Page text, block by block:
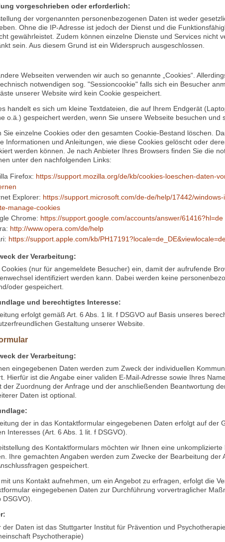
gelöscht, sobald diese für den Zweck der Erhebung nicht mehr
die Daten, die der Bereitstellung der Website dienen, grundsätzlich
beendet ist.
Speicherung der Daten in Logfiles ist dies nach spätestens 14 Tagen
sodass eine Zuordnung des aufrufenden Clients nicht mehr möglich
vorgeschrieben oder erforderlich:
der vorgenannten personenbezogenen Daten ist weder
Ohne die IP-Adresse ist jedoch der Dienst und die
gewährleistet. Zudem können einzelne Dienste und Services nicht
sein. Aus diesem Grund ist ein Widerspruch ausgeschlossen.
Webseiten verwenden wir auch so genannte „Cookies“.
notwendigen sog. "Sessioncookie" falls sich ein Besucher
unserer Website wird kein Cookie gespeichert.
handelt es sich um kleine Textdateien, die auf Ihrem Endgerät
o.ä.) gespeichert werden, wenn Sie unsere Webseite besuchen und
Sie einzelne Cookies oder den gesamten Cookie-Bestand löschen.
Informationen und Anleitungen, wie diese Cookies gelöscht oder
werden können. Je nach Anbieter Ihres Browsers finden Sie die
unter den nachfolgenden Links:
Explorer: https://support.microsoft.com/de-de/help/17442/windows-
manage-cookies
Chrome:https://support.google.com/accounts/answer/61416?hl=de
http://www.opera.com/de/help
https://support.apple.com/kb/
der Verarbeitung:
Cookies (nur für angemeldete Besucher) ein, damit der aufrufende
oder gespeichert.
und berechtigtes Interesse:
erfolgt gemäß Art. 6 Abs. 1 lit. f DSGVO auf Basis unseres
Gestaltung unserer Website.
der Verarbeitung:
Hierfür ist die Angabe einer validen E-Mail-Adresse sowie Ihres
der Zuordnung der Anfrage und der anschließenden Beantwortung
Daten ist optional.
der in das Kontaktformular eingegebenen Daten erfolgt auf der
Interesses (Art. 6 Abs. 1 lit. f DSGVO).
des Kontaktformulars möchten wir Ihnen eine unkomplizierte
Ihre gemachten Angaben werden zum Zwecke der Bearbeitung der
gespeichert.